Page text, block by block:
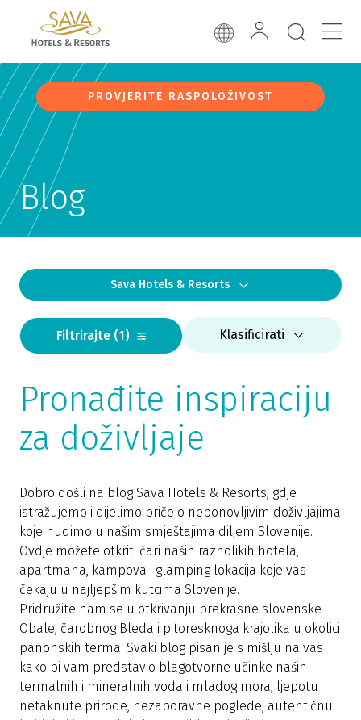
PROVJERITE RASPOLOŽIVOST
Blog
Sava Hotels & Resorts
Filtrirajte (1) Klasificirati
Pronađite inspiraciju
za doživljaje
Dobro došli na blog Sava Hotels & Resorts, gdje
istražujemo i dijelimo priče o neponovljivim doživljajima
koje nudimo u našim smještajima diljem Slovenije.
Ovdje možete otkriti čari naših raznolikih hotela,
apartmana, kampova i glamping lokacija koje vas
čekaju u najljepšim kutcima Slovenije.
Pridružite nam se u otkrivanju prekrasne slovenske
Obale, čarobnog Bleda i pitoresknoga krajolika u okolici
panonskih terma. Svaki blog pisan je s mišlju na vas
kako bi vam predstavio blagotvorne učinke naših
termalnih i mineralnih voda i mladog mora, ljepotu
netaknute prirode, nezaboravne poglede, autentičnu